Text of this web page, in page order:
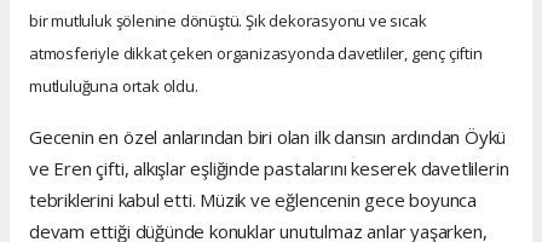
bir mutluluk şölenine dönüştü. Şık dekorasyonu ve sıcak
atmosferiyle dikkat çeken organizasyonda davetliler, genç çiftin
mutluluğuna ortak oldu.
Gecenin en özel anlarından biri olan ilk dansın ardından Öykü
ve Eren çifti, alkışlar eşliğinde pastalarını keserek davetlilerin
tebriklerini kabul etti. Müzik ve eğlencenin gece boyunca
devam ettiği düğünde konuklar unutulmaz anlar yaşarken,